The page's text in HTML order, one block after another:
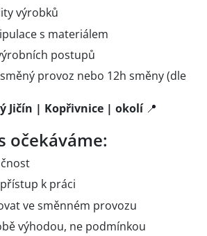
výrobků
s materiálem
postupů
provoz nebo 12h směny (dle
Jičín | Kopřivnice | okolí 📍
očekáváme:
k práci
ve směnném provozu
výhodou, ne podmínkou